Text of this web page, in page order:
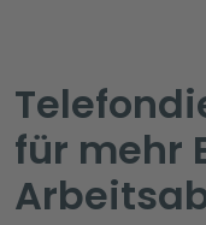
für mehr